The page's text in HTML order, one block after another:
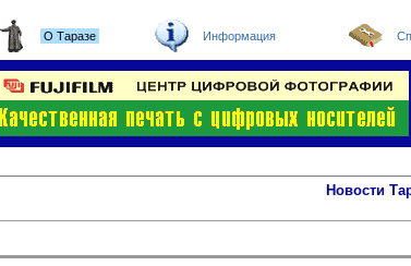
О Таразе Информация
Новости